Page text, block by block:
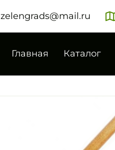
zelengrads@mail.ru
Главная Каталог